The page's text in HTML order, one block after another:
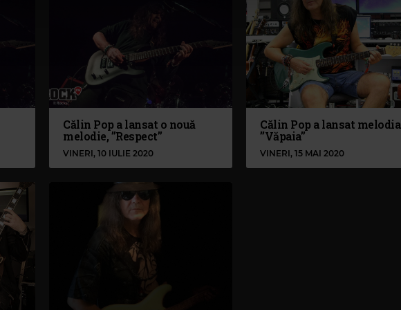
Călin Pop a lansat o nouă
melodie, ”Respect”
VINERI, 10 IULIE 2020
Călin Pop a lansat melodia
”Văpaia”
VINERI, 15 MAI 2020